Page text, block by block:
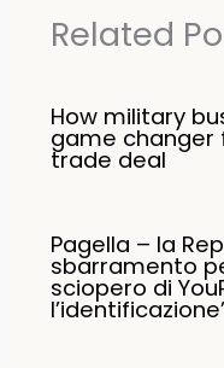
Related
How military
game changer
trade deal
Pagella – la
sbarramento
sciopero di